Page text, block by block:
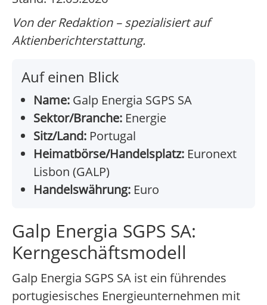
Von der Redaktion – spezialisiert auf
Aktienberichterstattung.
Auf einen Blick
Name: Galp Energia SGPS SA
Sektor/Branche: Energie
Sitz/Land: Portugal
Heimatbörse/Handelsplatz: Euronext
Lisbon (GALP)
Handelswährung: Euro
Galp Energia SGPS SA:
Kerngeschäftsmodell
Galp Energia SGPS SA ist ein führendes
portugiesisches Energieunternehmen mit